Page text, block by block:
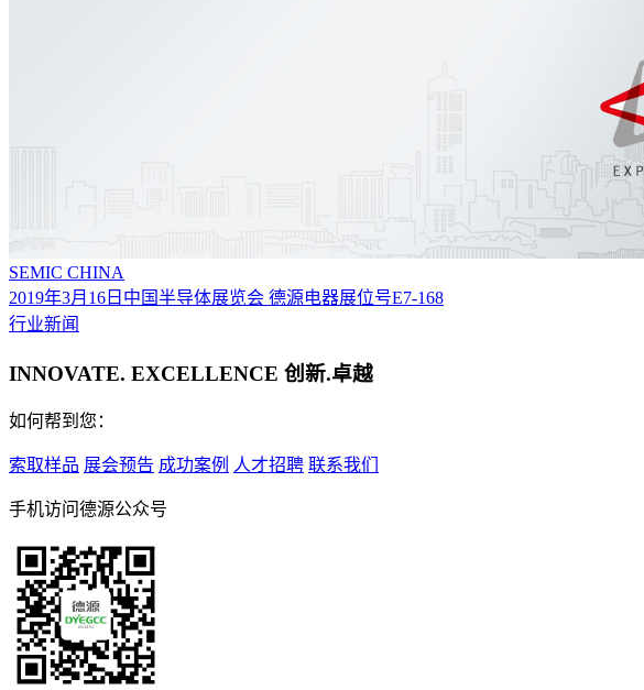
SEMIC CHINA
2019年3月16日中国半导体展览会 德源电器展位号E7-168
行业新闻
INNOVATE. EXCELLENCE 创新.卓越
如何帮到您：
索取样品 展会预告 成功案例 人才招聘 联系我们
手机访问德源公众号